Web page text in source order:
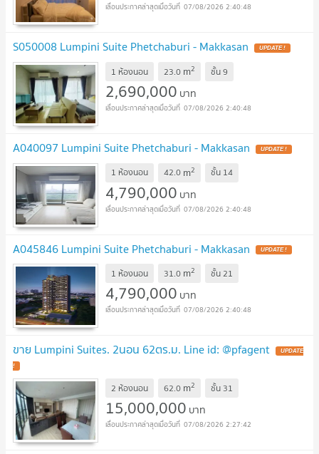
07/08/2026 2:40:48
S050008 Lumpini Suite Phetchaburi - Makkasan
1 ห้องนอน 23.0 m2 ชั้น9
2,690,000 บาท
07/08/2026 2:40:48
A040097 Lumpini Suite Phetchaburi - Makkasan
1 ห้องนอน 42.0 m2 ชั้น 14
4,790,000 บาท
07/08/2026 2:40:48
A045846 Lumpini Suite Phetchaburi - Makkasan
1 ห้องนอน 31.0 m2 ชั้น21
4,790,000 บาท
07/08/2026 2:40:48
ขาย Lumpini Suites. 2นอน 62ตร.ม. Line id: @pfagent
2 ห้องนอน 62.0 m2 ชั้น 31
15,000,000 บาท
07/08/2026 2:27:42